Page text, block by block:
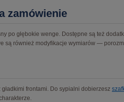
zamówienie
głębokie wenge. Dostępne są też
również modyfikacje wymiarów —
frontami. Do sypialni dobierzesz